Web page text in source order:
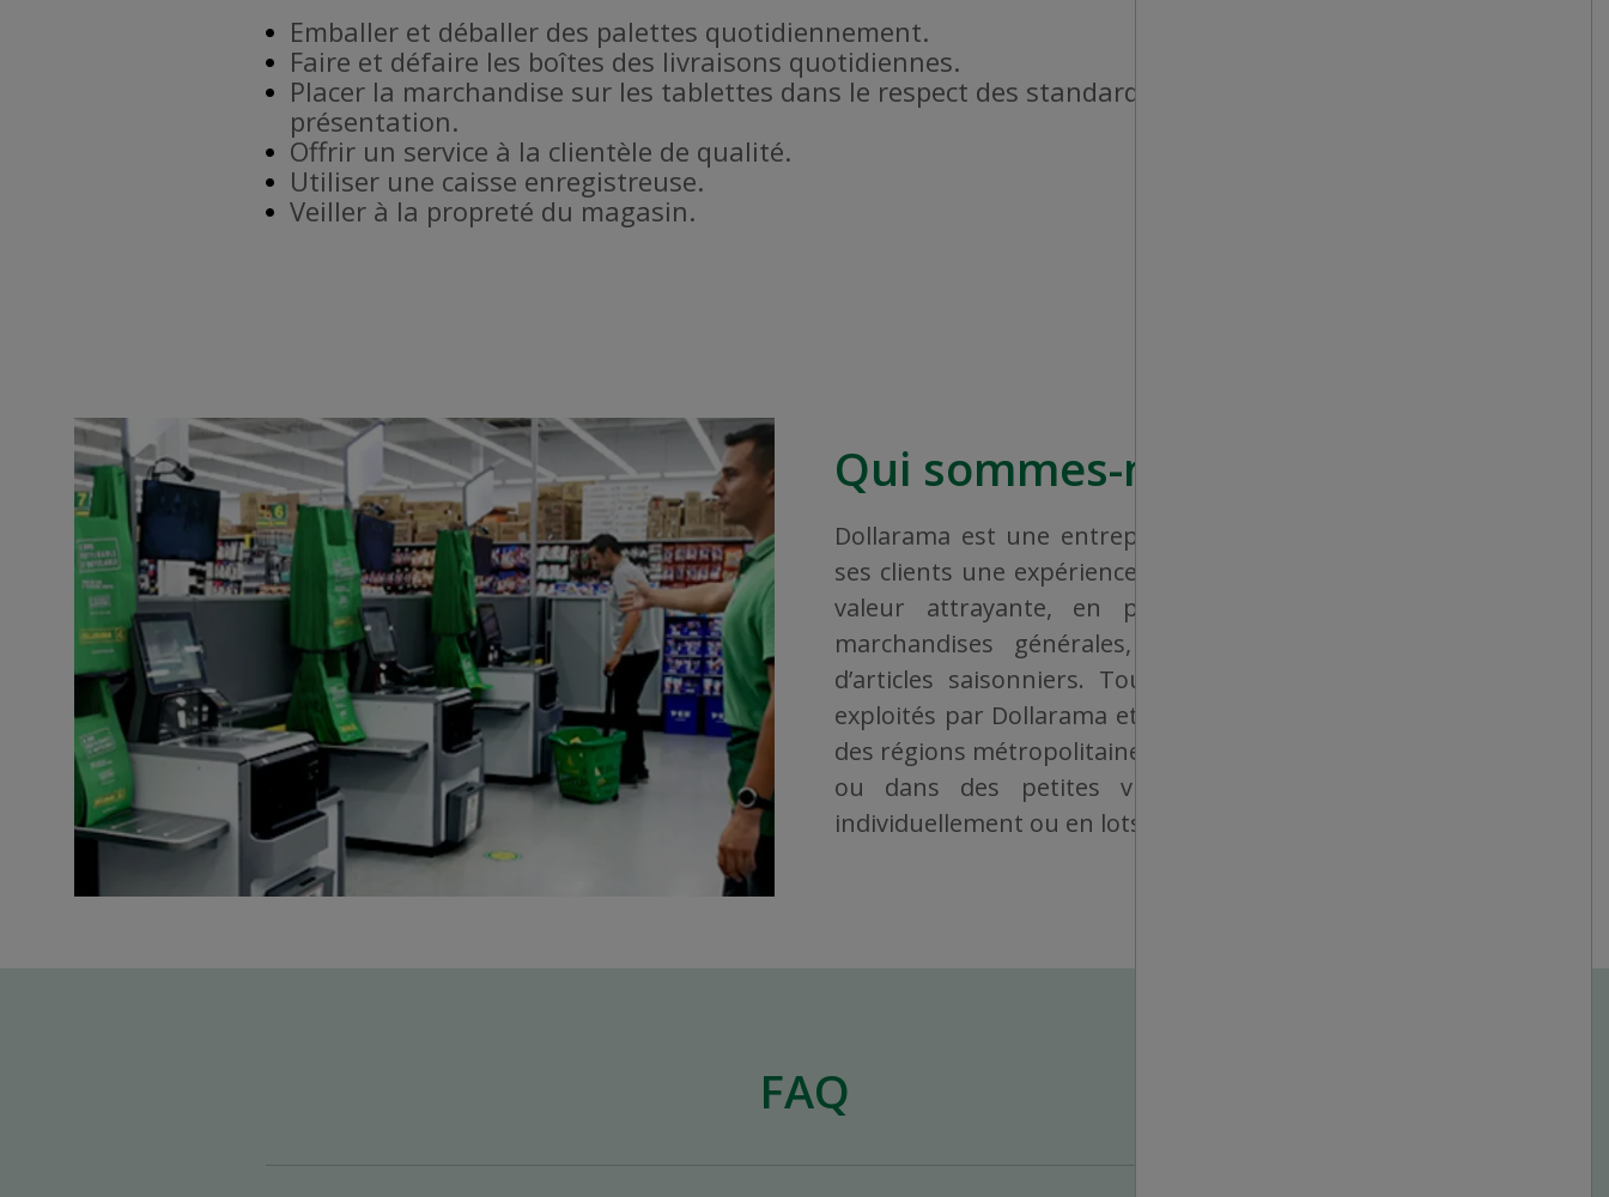
Emballer et déballer des palettes quotidiennement.
Faire et défaire les boîtes des livraisons quotidiennes.
Placer la marchandise sur les tablettes dans le respect des standards de
présentation.
Offrir un service à la clientèle de qualité.
Utiliser une caisse enregistreuse.
Veiller à la propreté du magasin.
Qui sommes-nous?
Dollarama est une entreprise canadienne qui vise à offrir à
ses clients une expérience de magasinage homogène et une
valeur attrayante, en proposant un vaste éventail de
marchandises générales, de produits consommables et
d’articles saisonniers. Tous les magasins sont détenus et
exploités par Dollarama et sont bien situés, que ce soit dans
des régions métropolitaines, dans des villes de taille moyenne
ou dans des petites villes. Les produits sont vendus
individuellement ou en lots, à des bas prix fixes.
FAQ